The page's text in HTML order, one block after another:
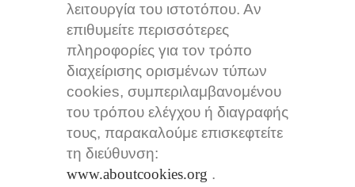
λειτουργία του ιστοτόπου. Αν
επιθυμείτε περισσότερες
πληροφορίες για τον τρόπο
διαχείρισης ορισμένων τύπων
cookies, συμπεριλαμβανομένου
του τρόπου ελέγχου ή διαγραφής
τους, παρακαλούμε επισκεφτείτε
τη διεύθυνση:
www.aboutcookies.org .